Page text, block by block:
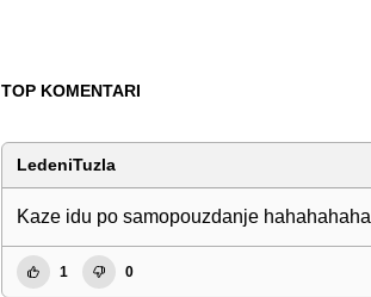
TOP KOMENTARI
LedeniTuzla
Kaze idu po samopouzdanje hahahahaha
1 0